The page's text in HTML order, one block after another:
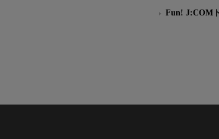
Fun! J:COM